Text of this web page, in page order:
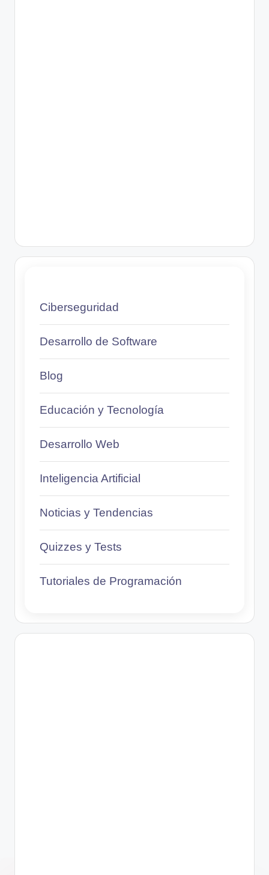
Ciberseguridad
Desarrollo de Software
Blog
Educación y Tecnología
Desarrollo Web
Inteligencia Artificial
Noticias y Tendencias
Quizzes y Tests
Tutoriales de Programación